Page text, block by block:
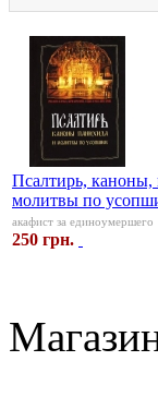
Псалтирь, каноны,
молитвы по
акафист за единоумершего
250 грн.